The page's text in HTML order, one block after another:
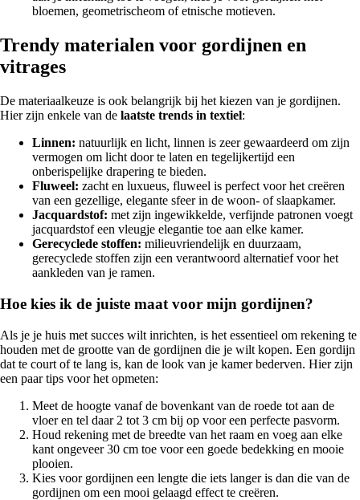
bloemen, geometrischeom of etnische motieven.
Trendy materialen voor gordijnen en
vitrages
De materiaalkeuze is ook belangrijk bij het kiezen van je gordijnen.
Hier zijn enkele van de laatste trends in textiel:
Linnen: natuurlijk en licht, linnen is zeer gewaardeerd om zijn
vermogen om licht door te laten en tegelijkertijd een
onberispelijke drapering te bieden.
Fluweel: zacht en luxueus, fluweel is perfect voor het creëren
van een gezellige, elegante sfeer in de woon- of slaapkamer.
Jacquardstof: met zijn ingewikkelde, verfijnde patronen voegt
jacquardstof een vleugje elegantie toe aan elke kamer.
Gerecyclede stoffen: milieuvriendelijk en duurzaam,
gerecyclede stoffen zijn een verantwoord alternatief voor het
aankleden van je ramen.
Hoe kies ik de juiste maat voor mijn gordijnen?
Als je je huis met succes wilt inrichten, is het essentieel om rekening te
houden met de grootte van de gordijnen die je wilt kopen. Een gordijn
dat te court of te lang is, kan de look van je kamer bederven. Hier zijn
een paar tips voor het opmeten:
Meet de hoogte vanaf de bovenkant van de roede tot aan de
vloer en tel daar 2 tot 3 cm bij op voor een perfecte pasvorm.
Houd rekening met de breedte van het raam en voeg aan elke
kant ongeveer 30 cm toe voor een goede bedekking en mooie
plooien.
Kies voor gordijnen een lengte die iets langer is dan die van de
gordijnen om een mooi gelaagd effect te creëren.